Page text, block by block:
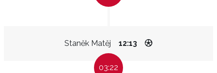
Staněk Matěj 12:13
03:22